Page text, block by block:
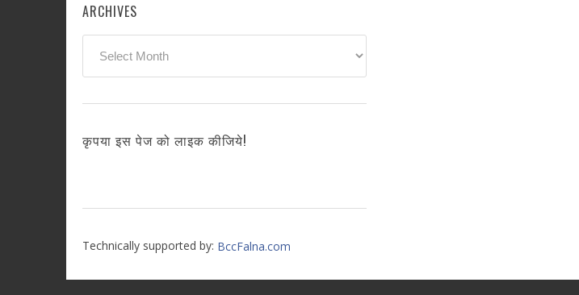
ARCHIVES
कृपया इस पेज को लाइक कीजिये!
Technically supported by: BccFalna.com